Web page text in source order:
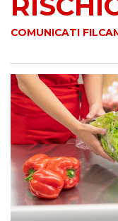
COMUNICATI